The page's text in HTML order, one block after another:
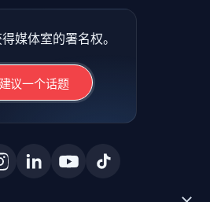
媒体室的署名权。
建议一个话题